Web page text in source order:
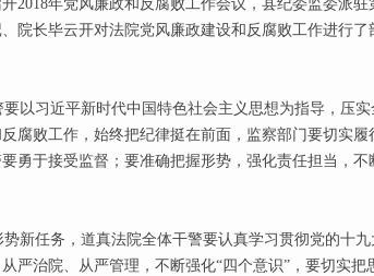
2018年党风廉政和反腐败工作会议，县纪委监委派
院长毕云开对法院党风廉政建设和反腐败工作进行
以习近平新时代中国特色社会主义思想为指导，压实
腐败工作，始终把纪律挺在前面，监察部门要切实
勇于接受监督；要准确把握形势，强化责任担当，
新任务，道真法院全体干警要认真学习贯彻党的十九
严治院、从严管理，不断强化“四个意识”，要切实把